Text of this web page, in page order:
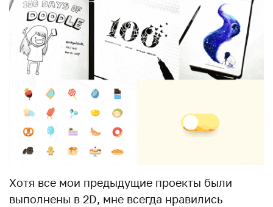
Хотя все мои предыдущие проекты были
выполнены в 2D, мне всегда нравились